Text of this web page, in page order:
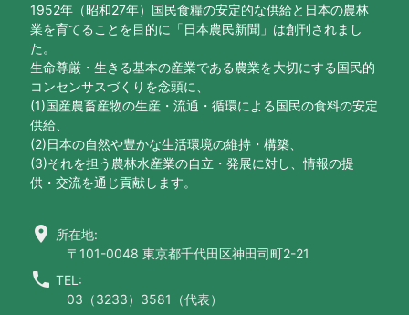
1952年（昭和27年）国民食糧の安定的な供給と日本の農林
業を育てることを目的に「日本農民新聞」は創刊されまし
た。
生命尊厳・生きる基本の産業である農業を大切にする国民的
コンセンサスづくりを念頭に、
(1)国産農畜産物の生産・流通・循環による国民の食料の安定
供給、
(2)日本の自然や豊かな生活環境の維持・構築、
(3)それを担う農林水産業の自立・発展に対し、情報の提
供・交流を通じ貢献します。
location_on 所在地:
〒101-0048 東京都千代田区神田司町2-21
call TEL:
03（3233）3581（代表）